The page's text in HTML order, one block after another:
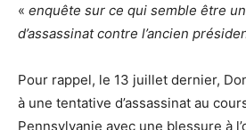
« enquête sur ce qui semble être
d’assassinat contre l’ancien
Pour rappel, le 13 juillet dernier,
à une tentative d’assassinat au
Pennsylvanie avec une blessure à